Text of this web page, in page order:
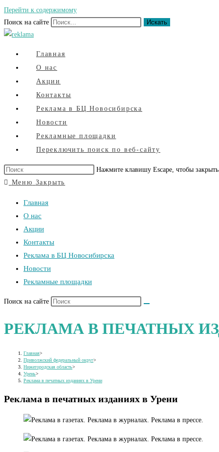
Перейти к содержимому
Поиск на сайте
Искать
Главная
О нас
Акции
Контакты
Реклама в БЦ Новосибирска
Новости
Рекламные площадки
Переключить поиск по веб-сайту
Нажмите клавишу Escape, чтобы
Меню Закрыть
Главная
О нас
Акции
Контакты
Реклама в БЦ Новосибирска
Новости
Рекламные площадки
Поиск на сайте
РЕКЛАМА В ПЕЧАТНЫХ
Главная>
Приволжский федеральный округ>
Нижегородская область>
Урень>
Реклама в печатных изданиях в Урени
Реклама в печатных изданиях в Урени